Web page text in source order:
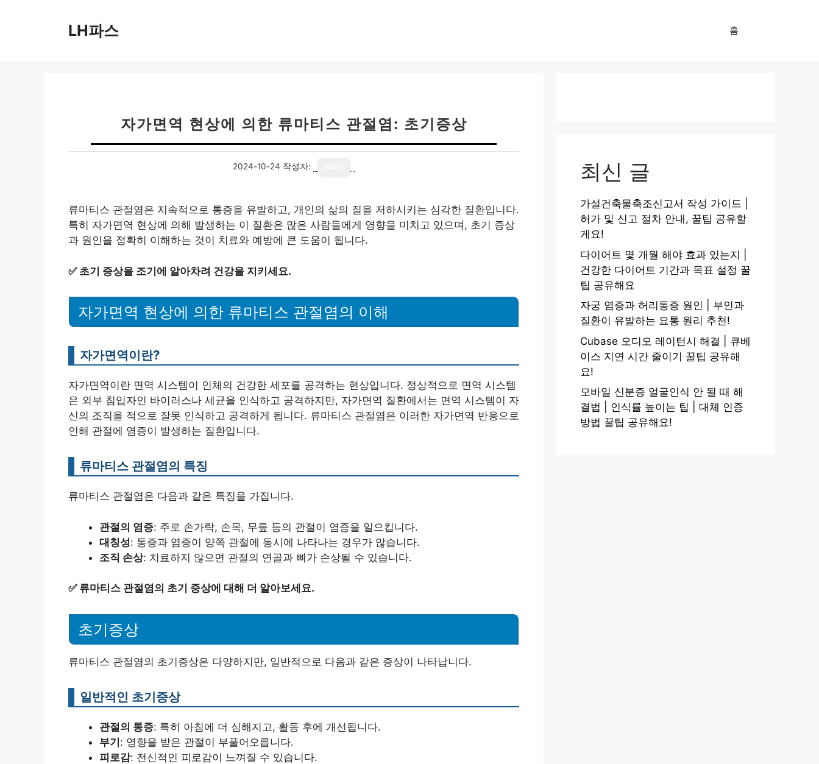
LH파스 홈
자가면역 현상에 의한 류마티스 관절염: 초기증상
2024-10-24 작성자:
류마티스 관절염은 지속적으로 통증을 유발하고, 개인의 삶의 질을 저하시키는 심각한 질환입니다.
특히 자가면역 현상에 의해 발생하는 이 질환은 많은 사람들에게 영향을 미치고 있으며, 초기 증상
과 원인을 정확히 이해하는 것이 치료와 예방에 큰 도움이 됩니다.
✅ 초기 증상을 조기에 알아차려 건강을 지키세요.
자가면역 현상에 의한 류마티스 관절염의 이해
자가면역이란?
자가면역이란 면역 시스템이 인체의 건강한 세포를 공격하는 현상입니다. 정상적으로 면역 시스템
은 외부 침입자인 바이러스나 세균을 인식하고 공격하지만, 자가면역 질환에서는 면역 시스템이 자
신의 조직을 적으로 잘못 인식하고 공격하게 됩니다. 류마티스 관절염은 이러한 자가면역 반응으로
인해 관절에 염증이 발생하는 질환입니다.
류마티스 관절염의 특징
류마티스 관절염은 다음과 같은 특징을 가집니다.
관절의 염증: 주로 손가락, 손목, 무릎 등의 관절이 염증을 일으킵니다.
대칭성: 통증과 염증이 양쪽 관절에 동시에 나타나는 경우가 많습니다.
조직 손상: 치료하지 않으면 관절의 연골과 뼈가 손상될 수 있습니다.
✅ 류마티스 관절염의 초기 증상에 대해 더 알아보세요.
초기증상
류마티스 관절염의 초기증상은 다양하지만, 일반적으로 다음과 같은 증상이 나타납니다.
일반적인 초기증상
관절의 통증: 특히 아침에 더 심해지고, 활동 후에 개선됩니다.
부기 : 영향을 받은 관절이 부풀어오릅니다.
피로감: 전신적인 피로감이 느껴질 수 있습니다.
최신 글
가설건축물축조신고서 작성 가이드 |
허가 및 신고 절차 안내, 꿀팁 공유할
게요!
다이어트 몇 개월 해야 효과 있는지 |
건강한 다이어트 기간과 목표 설정 꿀
팁 공유해요
자궁 염증과 허리통증 원인 | 부인과
질환이 유발하는 요통 원리 추천!
Cubase 오디오 레이턴시 해결 | 큐베
이스 지연 시간 줄이기 꿀팁 공유해
요!
모바일 신분증 얼굴인식 안 될 때 해
결법 | 인식률 높이는 팁 | 대체 인증
방법 꿀팁 공유해요!